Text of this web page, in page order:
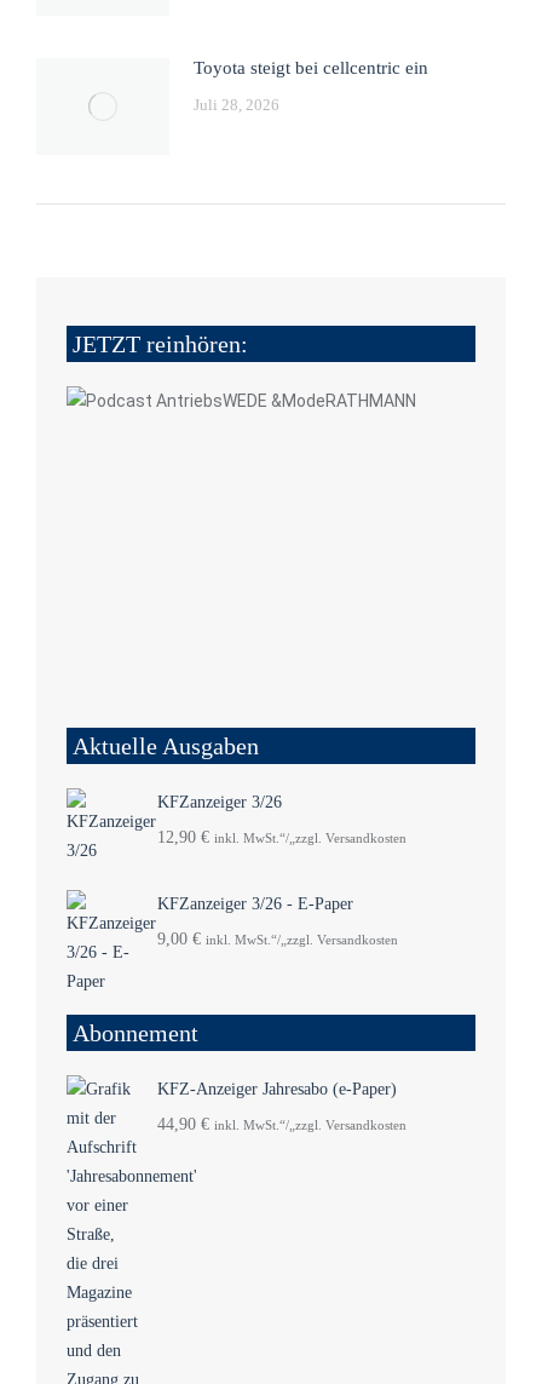
Toyota steigt bei cellcentric ein
Juli 28, 2026
JETZT reinhören:
Aktuelle Ausgaben
KFZanzeiger 3/26
12,90 € inkl. MwSt.“/„zzgl. Versandkosten
KFZanzeiger 3/26 - E-Paper
9,00 € inkl. MwSt.“/„zzgl. Versandkosten
Abonnement
KFZ-Anzeiger Jahresabo (e-Paper)
44,90 € inkl. MwSt.“/„zzgl. Versandkosten